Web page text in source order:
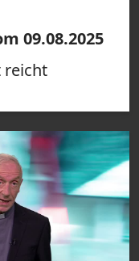
09.08.2025
reicht